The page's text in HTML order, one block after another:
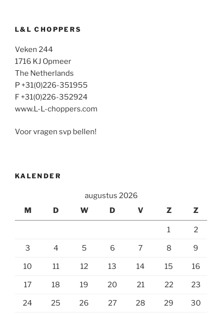
L&L CHOPPERS
Veken 244
1716 KJ Opmeer
The Netherlands
P +31(0)226-351955
F +31(0)226-352924
www.L-L-choppers.com
Voor vragen svp bellen!
KALENDER
augustus 2026
M
D W D V Z Z
1 2
3 4 5 6 7 8 9
10 11 12 13 14 15 16
17 18 19 20 21 22 23
24 25 26 27 28 29 30